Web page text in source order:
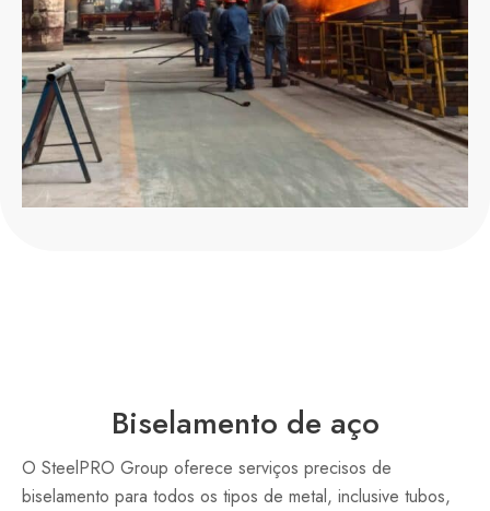
Biselamento de aço
O SteelPRO Group oferece serviços precisos de
biselamento para todos os tipos de metal, inclusive tubos,